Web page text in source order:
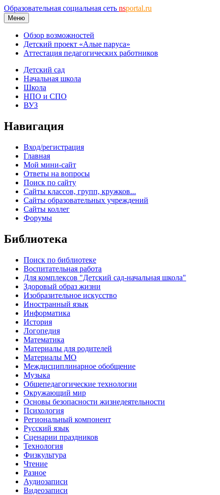
Образовательная социальная сеть nsportal.ru
Меню
Обзор возможностей
Детский проект «Алые паруса»
Аттестация педагогических работников
Детский сад
Начальная школа
Школа
НПО и СПО
ВУЗ
Навигация
Вход/регистрация
Главная
Мой мини-сайт
Ответы на вопросы
Поиск по сайту
Сайты классов, групп, кружков...
Сайты образовательных учреждений
Сайты коллег
Форумы
Библиотека
Поиск по библиотеке
Воспитательная работа
Для комплексов "Детский сад-начальная школа"
Здоровый образ жизни
Изобразительное искусство
Иностранный язык
Информатика
История
Логопедия
Математика
Материалы для родителей
Материалы МО
Междисциплинарное обобщение
Музыка
Общепедагогические технологии
Окружающий мир
Основы безопасности жизнедеятельности
Психология
Региональный компонент
Русский язык
Сценарии праздников
Технология
Физкультура
Чтение
Разное
Аудиозаписи
Видеозаписи